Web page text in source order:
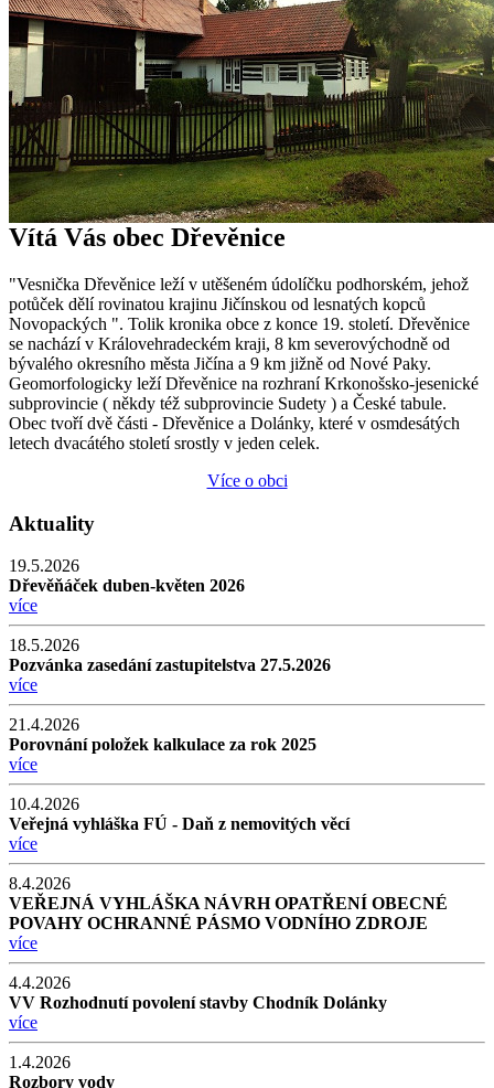
Vítá Vás obec Dřevěnice
"Vesnička Dřevěnice leží v utěšeném údolíčku podhorském, jehož
potůček dělí rovinatou krajinu Jičínskou od lesnatých kopců
Novopackých ". Tolik kronika obce z konce 19. století. Dřevěnice
se nachází v Královehradeckém kraji, 8 km severovýchodně od
bývalého okresního města Jičína a 9 km jižně od Nové Paky.
Geomorfologicky leží Dřevěnice na rozhraní Krkonošsko-jesenické
subprovincie ( někdy též subprovincie Sudety ) a České tabule.
Obec tvoří dvě části - Dřevěnice a Dolánky, které v osmdesátých
letech dvacátého století srostly v jeden celek.
Více o obci
Aktuality
19.5.2026
Dřevěňáček duben-květen 2026
více
18.5.2026
Pozvánka zasedání zastupitelstva 27.5.2026
více
21.4.2026
Porovnání položek kalkulace za rok 2025
více
10.4.2026
Veřejná vyhláška FÚ - Daň z nemovitých věcí
více
8.4.2026
VEŘEJNÁ VYHLÁŠKA NÁVRH OPATŘENÍ OBECNÉ
POVAHY OCHRANNÉ PÁSMO VODNÍHO ZDROJE
více
4.4.2026
VV Rozhodnutí povolení stavby Chodník Dolánky
více
1.4.2026
Rozbory vody